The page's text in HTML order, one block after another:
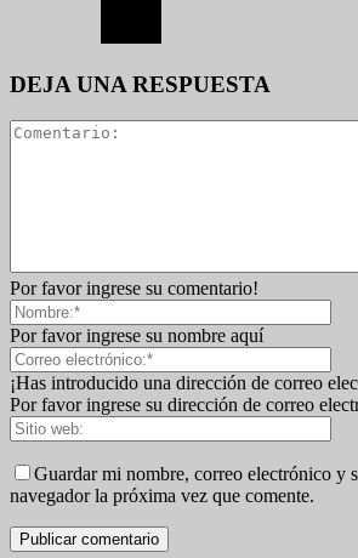
DEJA UNA RESPUESTA
Por favor ingrese su comentario!
Por favor ingrese su nombre aquí
¡Has introducido una dirección de correo
Por favor ingrese su dirección de correo
Guardar mi nombre, correo electrónico y
navegador la próxima vez que comente.